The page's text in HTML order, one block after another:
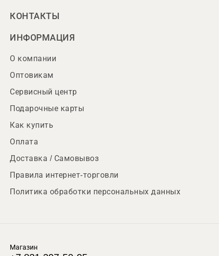
КОНТАКТЫ
ИНФОРМАЦИЯ
О компании
Оптовикам
Сервисный центр
Подарочные карты
Как купить
Оплата
Доставка / Самовывоз
Правила интернет-торговли
Политика обработки персональных данных
Магазин